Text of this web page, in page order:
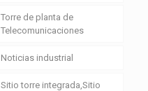
Torre de planta de
Telecomunicaciones
Noticias industrial
Sitio torre integrada,Sitio